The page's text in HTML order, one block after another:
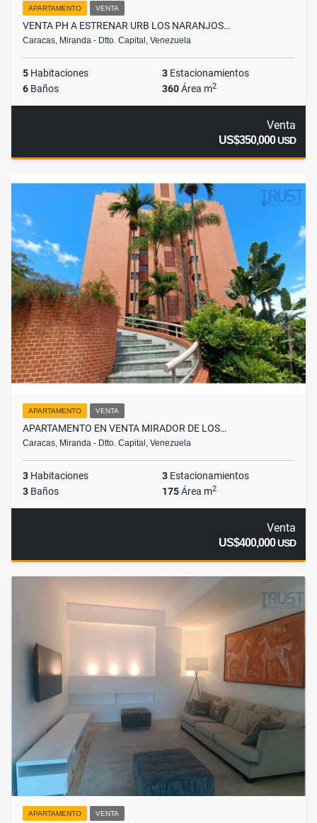
APARTAMENTO VENTA
VENTA PH A ESTRENAR URB LOS NARANJOS…
Caracas, Miranda - Dtto. Capital, Venezuela
5 Habitaciones 3 Estacionamientos
6 Baños 360Área m2
Venta
US$350,000USD
APARTAMENTO VENTA
APARTAMENTO EN VENTA MIRADOR DE LOS…
Caracas, Miranda - Dtto. Capital, Venezuela
3 Habitaciones 3 Estacionamientos
3 Baños 175Área m2
Venta
US$400,000USD
APARTAMENTO VENTA